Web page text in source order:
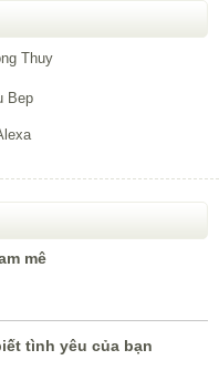
mê
tình yêu của bạn